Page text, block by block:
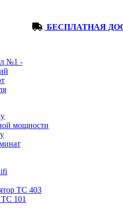
БЕСПЛАТНАЯ
мощности
ТС 403
101